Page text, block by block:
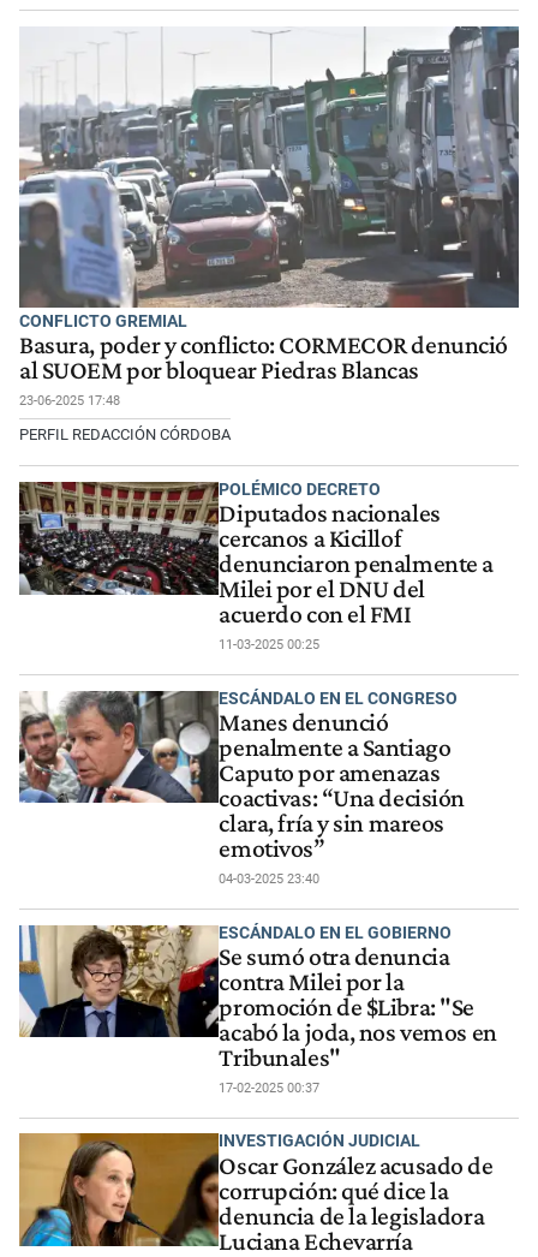
CONFLICTO GREMIAL
Basura, poder y conflicto: CORMECOR denunció
al SUOEM por bloquear Piedras Blancas
23-06-2025 17:48
PERFIL REDACCIÓN CÓRDOBA
POLÉMICO DECRETO
Diputados nacionales
cercanos a Kicillof
denunciaron penalmente a
Milei por el DNU del
acuerdo con el FMI
11-03-2025 00:25
ESCÁNDALO EN EL CONGRESO
Manes denunció
penalmente a Santiago
Caputo por amenazas
coactivas: “Una decisión
clara, fría y sin mareos
emotivos”
04-03-2025 23:40
ESCÁNDALO EN EL GOBIERNO
Se sumó otra denuncia
contra Milei por la
promoción de $Libra: "Se
acabó la joda, nos vemos en
Tribunales"
17-02-2025 00:37
INVESTIGACIÓN JUDICIAL
Oscar González acusado de
corrupción: qué dice la
denuncia de la legisladora
Luciana Echevarría